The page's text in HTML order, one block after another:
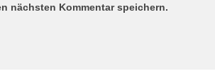
nächsten Kommentar speichern.